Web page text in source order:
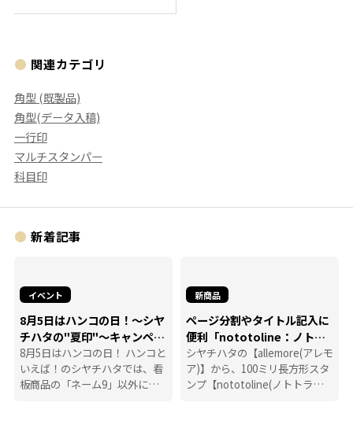
関連カテゴリ
角型 (既製品)
角型(データ入稿)
一行印
マルチスタンパー
科目印
新着記事
イベント
8月5日はハンコの日！～シヤ
チハタの"夏印"～キャンペー
ン
8月5日はハンコの日！ ハンコと
いえば！のシヤチハタでは、看
板商品の「ネーム9」以外に
新商品
ページ分割やタイトル記入に
便利「nototoline：ノトト
ライン」
シヤチハタの【allemore(アレモ
ア)】から、100ミリ長方形スタ
ンプ【nototoline(ノトトライ